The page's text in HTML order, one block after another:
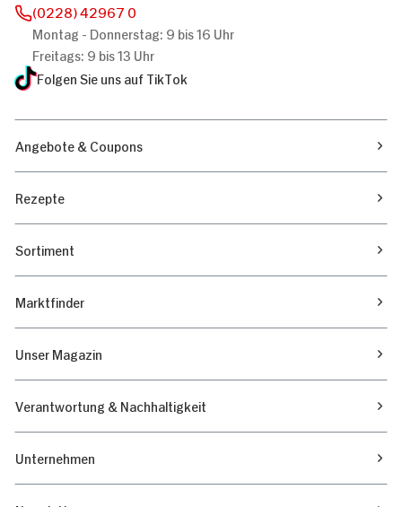
(0228) 42967 0
Montag - Donnerstag: 9 bis 16 Uhr
Freitags: 9 bis 13 Uhr
Folgen Sie uns auf TikTok
Angebote & Coupons
Rezepte
Sortiment
Marktfinder
Unser Magazin
Verantwortung & Nachhaltigkeit
Unternehmen